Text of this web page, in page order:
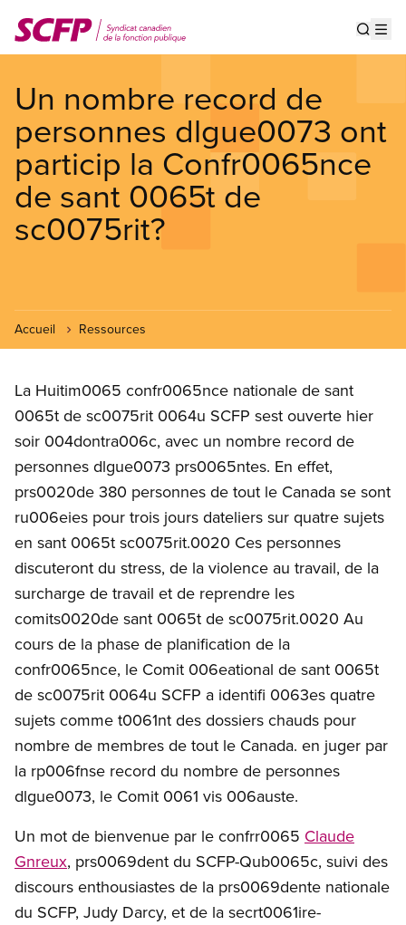
au
contenu
Un nombre record de
personnes dlgue0073 ont
particip la Confr0065nce
de sant 0065t de
sc0075rit?
Accueil Ressources
La Huitim0065 confr0065nce nationale de sant
0065t de sc0075rit 0064u SCFP sest ouverte hier
soir 004dontra006c, avec un nombre record de
personnes dlgue0073 prs0065ntes. En effet,
prs0020de 380 personnes de tout le Canada se sont
ru006eies pour trois jours dateliers sur quatre sujets
en sant 0065t sc0075rit.0020 Ces personnes
discuteront du stress, de la violence au travail, de la
surcharge de travail et de reprendre les
comits0020de sant 0065t de sc0075rit.0020 Au
cours de la phase de planification de la
confr0065nce, le Comit 006eational de sant 0065t
de sc0075rit 0064u SCFP a identifi 0063es quatre
sujets comme t0061nt des dossiers chauds pour
nombre de membres de tout le Canada. en juger par
la rp006fnse record du nombre de personnes
dlgue0073, le Comit 0061 vis 006auste.
Un mot de bienvenue par le confrr0065 Claude
Gnreux, prs0069dent du SCFP-Qub0065c, suivi des
discours enthousiastes de la prs0069dente nationale
du SCFP, Judy Darcy, et de la secrt0061ire-